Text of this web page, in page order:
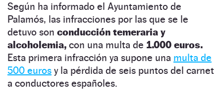
Según ha informado el Ayuntamiento de
Palamós, las infracciones por las que se le
detuvo son conducción temeraria y
alcoholemia, con una multa de 1.000 euros.
Esta primera infracción ya supone una multa de
500 euros y la pérdida de seis puntos del carnet
a conductores españoles.